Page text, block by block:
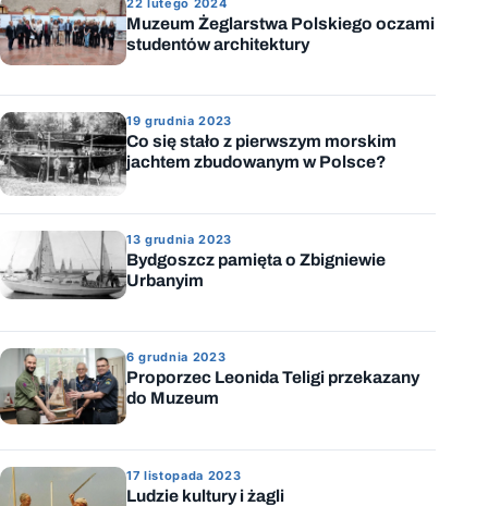
22 lutego 2024
Muzeum Żeglarstwa Polskiego oczami
studentów architektury
19 grudnia 2023
Co się stało z pierwszym morskim
jachtem zbudowanym w Polsce?
13 grudnia 2023
Bydgoszcz pamięta o Zbigniewie
Urbanyim
6 grudnia 2023
Proporzec Leonida Teligi przekazany
do Muzeum
17 listopada 2023
Ludzie kultury i żagli